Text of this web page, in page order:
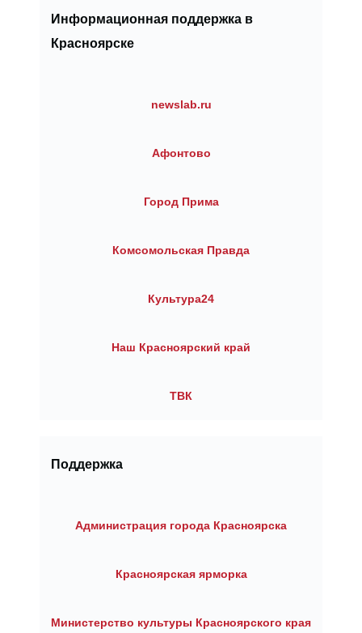
Информационная поддержка в
Красноярске
newslab.ru
Афонтово
Город Прима
Комсомольская Правда
Культура24
Наш Красноярский край
ТВК
Поддержка
Администрация города Красноярска
Красноярская ярморка
Министерство культуры Красноярского края